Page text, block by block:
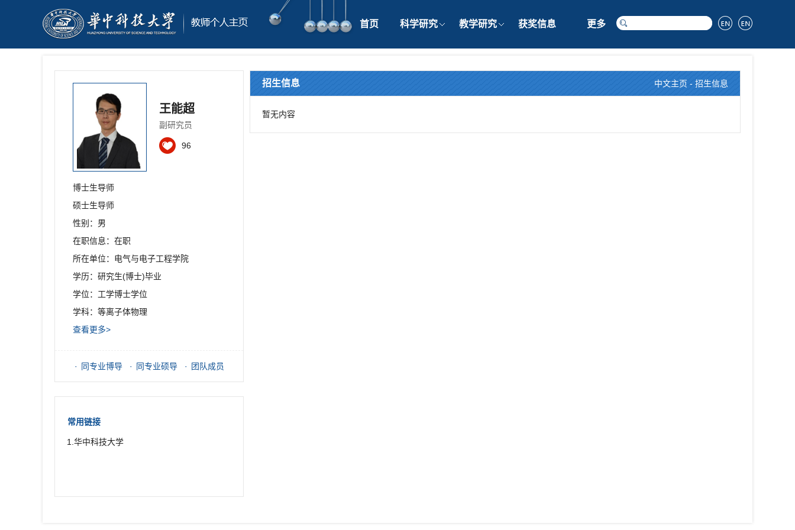
首页 科学研究 教学研究 获奖信息 更多
王能超
副研究员
96
博士生导师
硕士生导师
性别：男
在职信息：在职
所在单位：电气与电子工程学院
学历：研究生(博士)毕业
学位：工学博士学位
学科：等离子体物理
查看更多>
同专业博导 同专业硕导 团队成员
常用链接
1.华中科技大学
招生信息 中文主页 - 招生信息
暂无内容